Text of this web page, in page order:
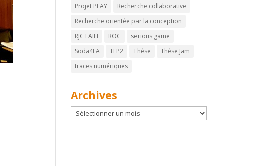
Projet PLAY
Recherche collaborative
Recherche orientée par la conception
RJC EAIH
ROC
serious game
Soda4LA
TEP2 Thèse
Thèse Jam
traces numériques
Archives
Archives